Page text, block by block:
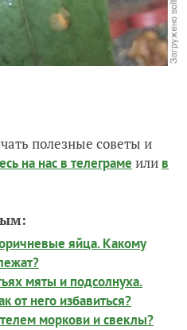
полезные советы и
на нас в телеграме или в
яйца. Какому
мяты и подсолнуха.
от него избавиться?
моркови и свеклы?